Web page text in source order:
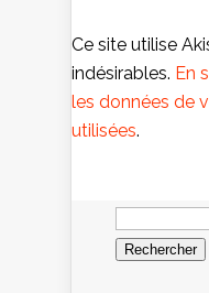
Ce site utilise
indésirables. En
les données de
utilisées.
Rechercher